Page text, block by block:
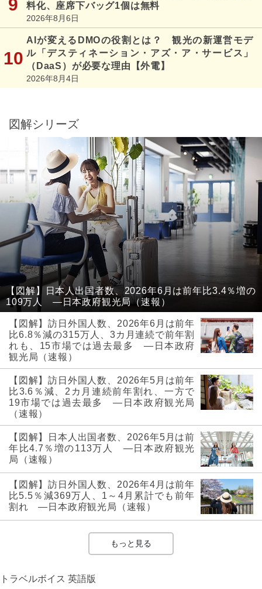
料化、座席下バッグ1個は無料
2026年8月6日
AIが変えるDMOの役割とは？ 観光の新運営モデ
ル「デスティネーション・アズ・ア・サービス」
（DaaS）が必要な理由【外電】
2026年8月4日
図解シリーズ
【図解】日本人出国者数、2026年6月は前年比3.4％増の
109万人 ―日本政府観光局（速報）
【図解】訪日外国人数、2026年6月は前年
比6.8％減の315万人、3カ月連続で前年割
れも、15市場では過去最多 ―日本政府
観光局（速報）
【図解】訪日外国人数、2026年5月は前年
比3.6％減、2カ月連続前年割れ、一方で
19市場では過去最多 ―日本政府観光局
（速報）
【図解】日本人出国者数、2026年5月は前
年比4.7％増の113万人 ―日本政府観光
局（速報）
【図解】訪日外国人数、2026年4月は前年
比5.5％減369万人、1～4月累計でも前年
割れ ―日本政府観光局（速報）
もっと見る
トラベルボイス 英語版